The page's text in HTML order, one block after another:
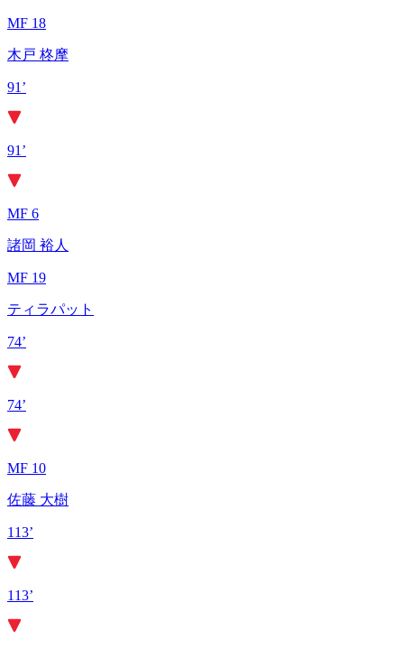
MF 18
木戸 柊摩
91’
91’
MF 6
諸岡 裕人
MF 19
ティラパット
74’
74’
MF 10
佐藤 大樹
113’
113’